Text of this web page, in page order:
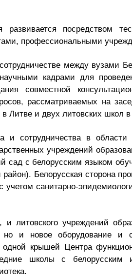
развивается посредством
профессиональными
между вузами
кадрами для
совместной
рассматриваемых на
Литве и двух литовских школ
и сотрудничества в
учреждений
с белорусским языком
Белорусская сторона
санитарно-
и литовского учреждений
но и новое оборудование
крышей Центра
школы с